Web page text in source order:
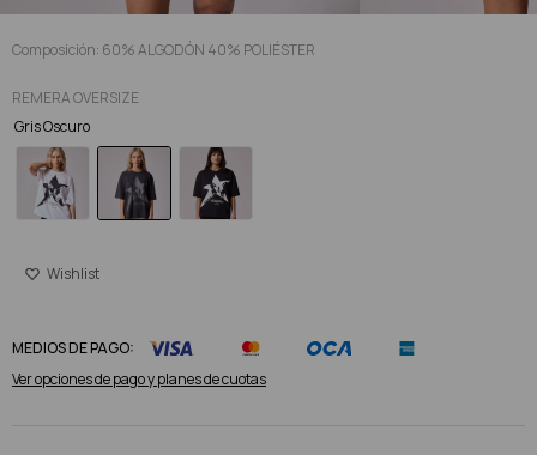
Composición: 60% ALGODÓN 40% POLIÉSTER
REMERA OVERSIZE
Gris Oscuro
MEDIOS DE PAGO:
Ver opciones de pago y planes de cuotas